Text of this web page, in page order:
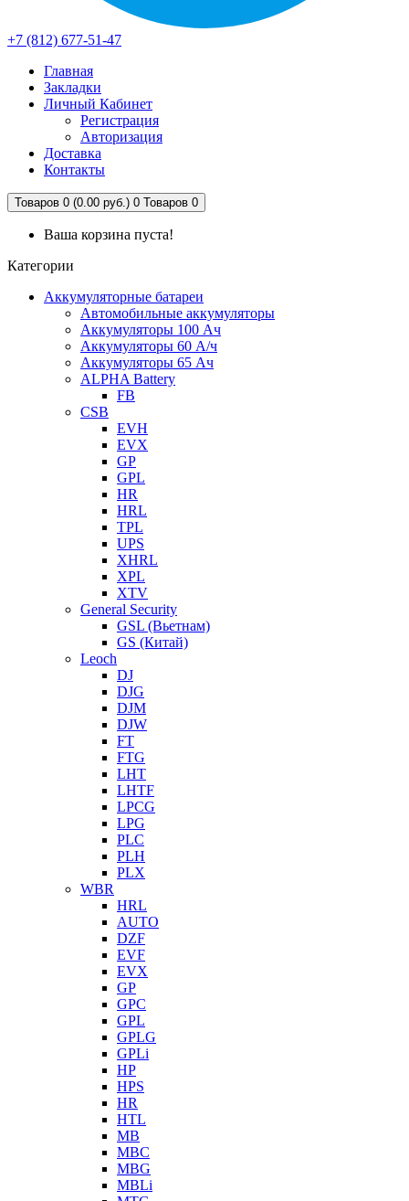
+7 (812) 677-51-47
Главная
Закладки
Личный Кабинет
Регистрация
Авторизация
Доставка
Контакты
Товаров 0 (0.00 руб.) 0 Товаров 0
Ваша корзина пуста!
Категории
Аккумуляторные батареи
Автомобильные аккумуляторы
Аккумуляторы 100 Ач
Аккумуляторы 60 А/ч
Аккумуляторы 65 Ач
ALPHA Battery
FB
CSB
EVH
EVX
GP
GPL
HR
HRL
TPL
UPS
XHRL
XPL
XTV
General Security
GSL (Вьетнам)
GS (Китай)
Leoch
DJ
DJG
DJM
DJW
FT
FTG
LHT
LHTF
LPCG
LPG
PLC
PLH
PLX
WBR
HRL
AUTO
DZF
EVF
EVX
GP
GPC
GPL
GPLG
GPLi
HP
HPS
HR
HTL
MB
MBC
MBG
MBLi